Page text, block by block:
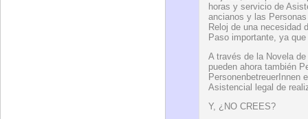
horas y servicio de
ancianos y las
Reloj de una necesidad
Paso importante, ya
A través de la Novela
pueden ahora también
PersonenbetreuerInnen
Asistencial legal de
Y, ¿NO CREES?